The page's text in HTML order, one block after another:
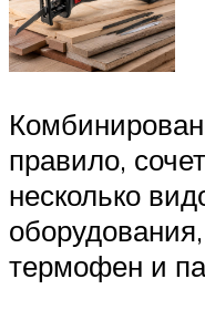
правило,
несколько
термофен и